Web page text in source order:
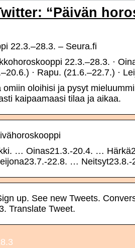
“Päivän
22.3.–28.3. – Seura.fi
22.3.–28.3. ·
· Rapu. (21.6.–22.7.) ·
oloihisi ja pysyt
kaipaamaasi tilaa ja aikaa.
… Oinas21.3.-20.4. …
22.8. …
up. See new Tweets.
Translate Tweet.